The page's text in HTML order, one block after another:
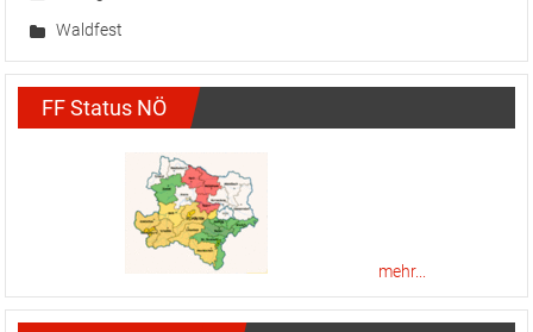
FF Status NÖ
Wetterwarnungen